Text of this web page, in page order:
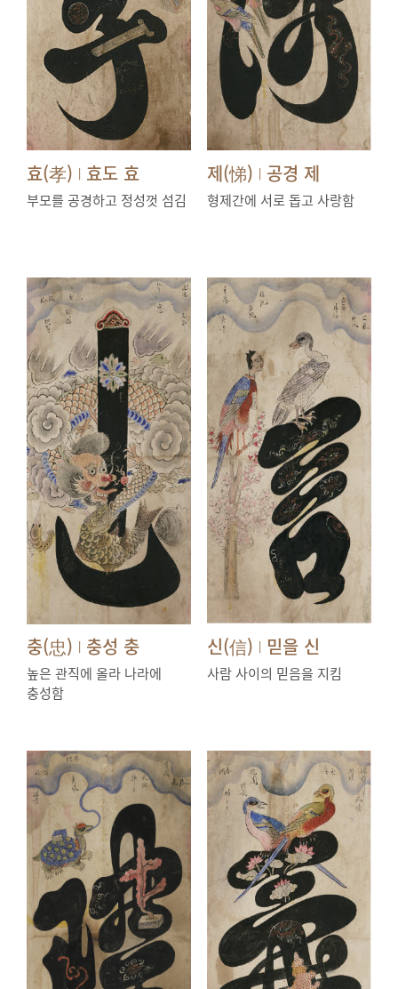
효(孝) | 효도 효
부모를 공경하고 정성껏 섬김
제(悌) | 공경 제
형제간에 서로 돕고 사랑함
충(忠) | 충성 충
높은 관직에 올라 나라에
충성함
신(信) | 믿을 신
사람 사이의 믿음을 지킴